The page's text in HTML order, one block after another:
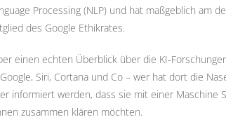
Processing (NLP) und hat maßgeblich am
des Google Ethikrates.
einen echten Überblick über die KI-
Siri, Cortana und Co – wer hat dort die
informiert werden, dass sie mit einer Maschine
zusammen klären möchten.